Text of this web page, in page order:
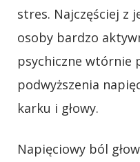
stres. Najczęściej z
osoby bardzo
psychiczne wtórnie
podwyższenia
karku i głowy.
Napięciowy ból